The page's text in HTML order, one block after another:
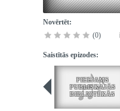
Novērtēt:
(0)
Saistītās epizodes:
PIEEJAMS
PUBLISKAJĀS
BIBLIOTĒKĀS